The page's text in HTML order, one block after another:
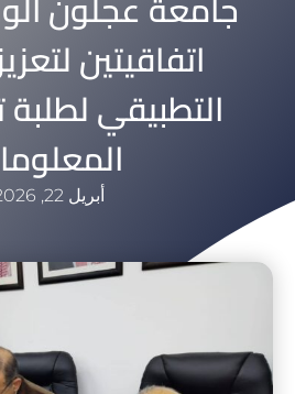
اتفاقيتين
التطبيقي لطلبة
أبريل 22, 2026